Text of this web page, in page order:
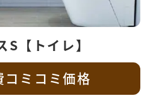
【トイレ】
コミコミ価格